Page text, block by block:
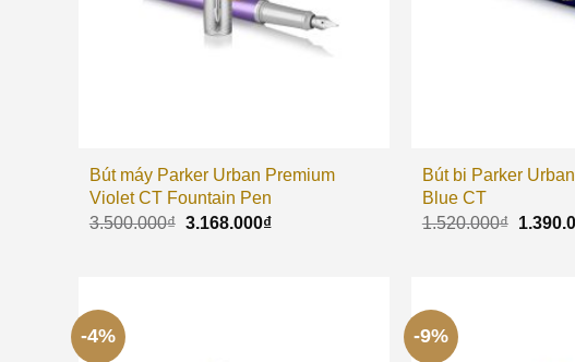
Bút máy Parker Urban Premium
Violet CT Fountain Pen
3.500.000₫ 3.168.000₫
Bút bi Parker
Blue CT
1.520.000₫
-4% -9%